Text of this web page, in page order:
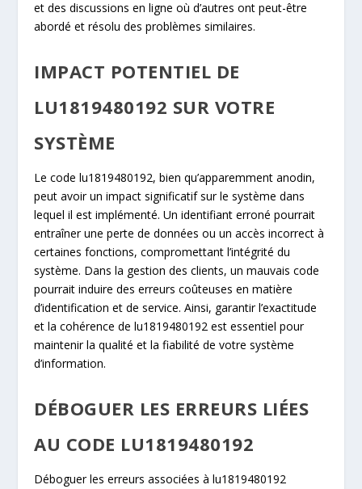
et des discussions en ligne où d’autres ont peut-être
abordé et résolu des problèmes similaires.
IMPACT POTENTIEL DE
LU1819480192 SUR VOTRE
SYSTÈME
Le code lu1819480192, bien qu’apparemment anodin,
peut avoir un impact significatif sur le système dans
lequel il est implémenté. Un identifiant erroné pourrait
entraîner une perte de données ou un accès incorrect à
certaines fonctions, compromettant l’intégrité du
système. Dans la gestion des clients, un mauvais code
pourrait induire des erreurs coûteuses en matière
d’identification et de service. Ainsi, garantir l’exactitude
et la cohérence de lu1819480192 est essentiel pour
maintenir la qualité et la fiabilité de votre système
d’information.
DÉBOGUER LES ERREURS LIÉES
AU CODE LU1819480192
Déboguer les erreurs associées à lu1819480192